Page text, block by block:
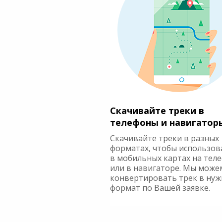
Скачивайте треки в
телефоны и
Скачивайте треки в разных
форматах, чтобы
в мобильных картах на
или в навигаторе. Мы
конвертировать трек в
формат по Вашей заявке.